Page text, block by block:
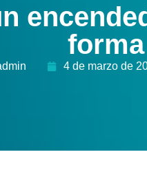
4 de marzo de